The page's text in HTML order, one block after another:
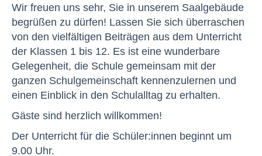
Wir freuen uns sehr, Sie in unserem Saalgebäude
begrüßen zu dürfen! Lassen Sie sich überraschen
von den vielfältigen Beiträgen aus dem Unterricht
der Klassen 1 bis 12. Es ist eine wunderbare
Gelegenheit, die Schule gemeinsam mit der
ganzen Schulgemeinschaft kennenzulernen und
einen Einblick in den Schulalltag zu erhalten.
Gäste sind herzlich willkommen!
Der Unterricht für die Schüler:innen beginnt um
9.00 Uhr.